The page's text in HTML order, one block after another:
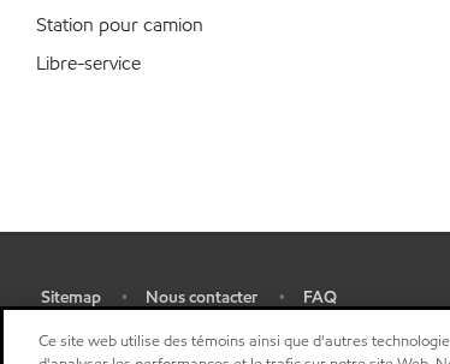
Station pour camion
Libre-service
Sitemap • Nous contacter • FAQ
Ce site web utilise des témoins ainsi que d'autres